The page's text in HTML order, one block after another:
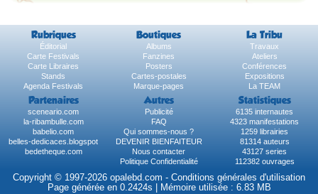
Rubriques Boutiques La Tribu
Éditorial Albums
Travaux
Carte Festivals
Fanzines
Ateliers
Carte Libraires
Posters
Conférences
Stands
Cartes-postales
Expositions
Agenda Festivals
Marque-pages La TEAM
Partenaires Autres Statistiques
sceneario.com Publicité
6135 internautes
la-ribambulle.com
FAQ
4323 manifestations
babelio.com
Qui sommes-nous ?
1259 librairies
belles-dedicaces.blogspot
DEVENIR BIENFAITEUR
81314 auteurs
bedetheque.com
Nous contacter
43127 series
Politique Confidentialité
112382 ouvrages
Copyright © 1997-2026 opalebd.com - Conditions générales d'utilisation
Page générée en 0.2424s | Mémoire utilisée : 6.83 MB